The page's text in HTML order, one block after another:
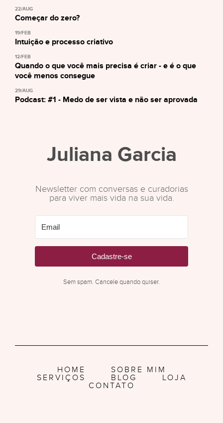
22/AUG
Começar do zero?
19/FEB
Intuição e processo criativo
12/FEB
Quando o que você mais precisa é criar - e é o que
você menos consegue
29/AUG
Podcast: #1 - Medo de ser vista e não ser aprovada
Juliana Garcia
Newsletter com conversas e curadorias
para viver mais vida na sua vida.
Cadastre-se
Sem spam. Cancele quando quiser.
HOME
SOBRE MIM
SERVIÇOS
BLOG
LOJA
CONTATO